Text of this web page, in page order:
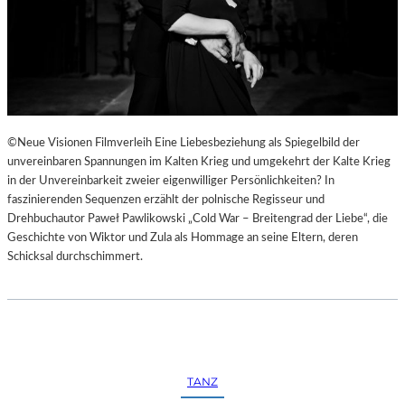
©Neue Visionen Filmverleih Eine Liebesbeziehung als Spiegelbild der
unvereinbaren Spannungen im Kalten Krieg und umgekehrt der Kalte Krieg
in der Unvereinbarkeit zweier eigenwilliger Persönlichkeiten? In
faszinierenden Sequenzen erzählt der polnische Regisseur und
Drehbuchautor Paweł Pawlikowski „Cold War – Breitengrad der Liebe“, die
Geschichte von Wiktor und Zula als Hommage an seine Eltern, deren
Schicksal durchschimmert.
TANZ